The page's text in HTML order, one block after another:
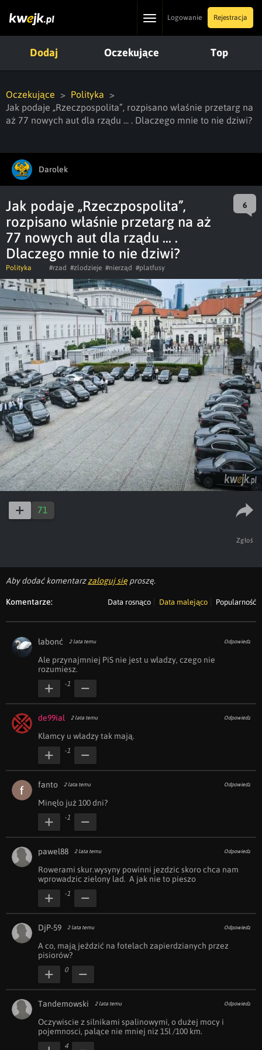
ToggleLogowanie Rejestracja
Dodaj Oczekujące Top
Oczekujące
Polityka
Jak podaje „Rzeczpospolita”, rozpisano właśnie przetarg na
aż 77 nowych aut dla rządu ... . Dlaczego mnie to nie dziwi?
Darolek
Jak podaje „Rzeczpospolita”,
rozpisano właśnie przetarg na aż
77 nowych aut dla rządu ... .
Dlaczego mnie to nie dziwi?
6
Polityka #rzad #zlodzieje #nierząd #platfusy
71
Zgłoś
Aby dodać komentarzzaloguj się proszę.
Komentarze: Data rosnąco Data malejąco Popularność
łabonć 2 lata temu Odpowiedz
Ale przynajmniej PiS nie jest u władzy, czego nie
rozumiesz.
-1
de99ial 2 lata temu Odpowiedz
Kłamcy u władzy tak mają.
-1
fanto 2 lata temu Odpowiedz
Minęło już 100 dni?
-1
pawel88 2 lata temu Odpowiedz
Rowerami skur.wysyny powinni jezdzic skoro chca nam
wprowadzic zielony lad.  A jak nie to pieszo
-1
DjP-59 2 lata temu Odpowiedz
A co, mają jeździć na fotelach zapierdzianych przez
pisiorów?
0
Tandemowski 2 lata temu Odpowiedz
Oczywiscie z silnikami spalinowymi, o dużej mocy i
pojemnosci, palące nie mniej niz 15l /100 km.
4